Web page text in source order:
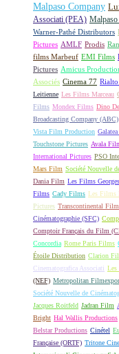
Malpaso Company
Associati (PEA)
Warner-Pathé Distributors
Pictures AMLF Prodis
films Marbeuf EMI Films
Pictures Amicus
Associés Cinema 77
Leitienne Les Films Marceau
Films Mondex Films Dino
Broadcasting Company (ABC)
Vista Film Production
Touchstone Pictures Avala
International Pictures PSO
Mars Film Société Nouvelle
Dania Film Les Films
Films Cady Films Les Films
Pictures Transcontinental
Cinématographie (SFC)
Comptoir Français du Film
Concordia Rome Paris Films
Étoile Distribution Clarion
Cinematografica Associati Les
(NEF) Metropolitan
Société Nouvelle de
Jacques Roitfeld Jadran Film
Bright Hal Wallis Productions
Belstar Productions Cinétel
Française (ORTF) Tritone